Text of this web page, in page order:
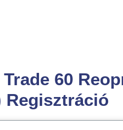
60
Regisztráció